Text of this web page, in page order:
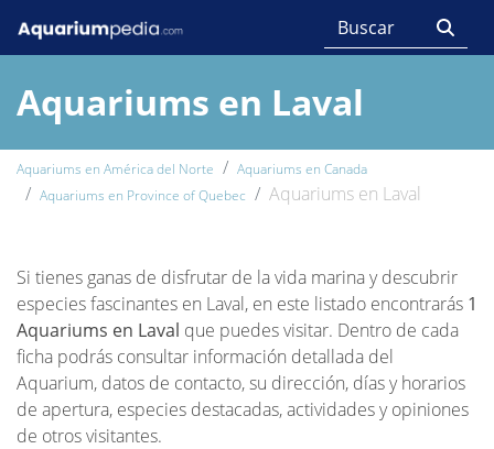
Aquariums en Laval
Aquariums en América del Norte
Aquariums en Canada
Aquariums en Province of Quebec
Aquariums en Laval
Si tienes ganas de disfrutar de la vida marina y descubrir
especies fascinantes en Laval, en este listado encontrarás 1
Aquariums en Laval que puedes visitar. Dentro de cada
ficha podrás consultar información detallada del
Aquarium, datos de contacto, su dirección, días y horarios
de apertura, especies destacadas, actividades y opiniones
de otros visitantes.